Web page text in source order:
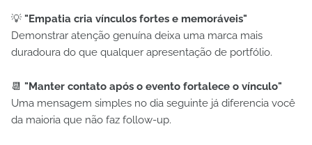
💡 "Empatia cria vínculos fortes e memoráveis"
Demonstrar atenção genuína deixa uma marca mais
duradoura do que qualquer apresentação de portfólio.
📆 "Manter contato após o evento fortalece o vínculo"
Uma mensagem simples no dia seguinte já diferencia você
da maioria que não faz follow-up.